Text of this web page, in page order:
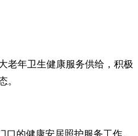
老年卫生健康服务供给，积极
。
的健康安居照护服务工作。